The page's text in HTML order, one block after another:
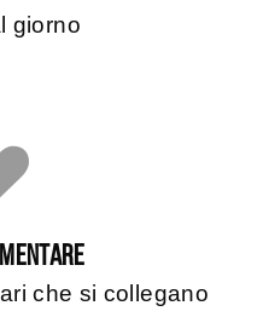
giorno
che si collegano